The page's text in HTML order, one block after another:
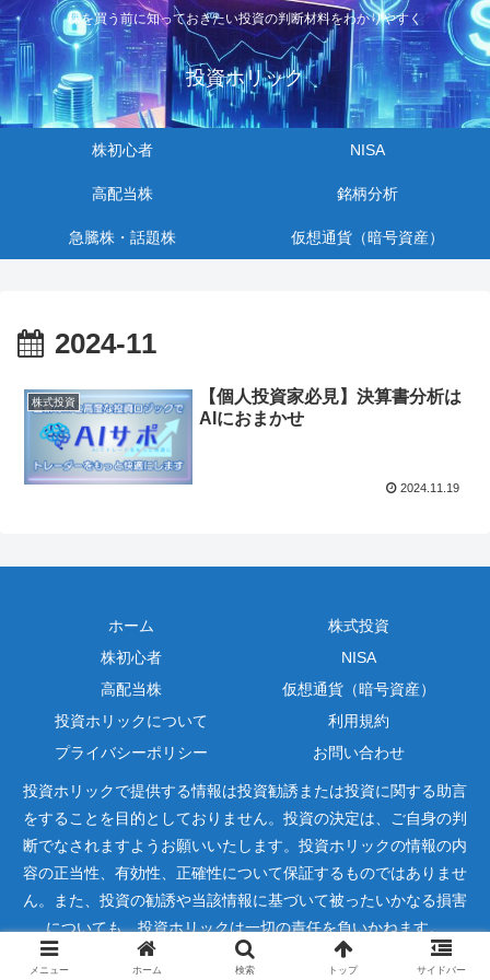
株を買う前に知っておきたい投資の判断材料をわかりやすく
投資ホリック
株初心者 NISA
高配当株 銘柄分析
急騰株・話題株 仮想通貨（暗号資産）
2024-11
株式投資
【個人投資家必見】決算書分析は
AIにおまかせ
2024.11.19
ホーム
株式投資
株初心者
NISA
高配当株
仮想通貨（暗号資産）
投資ホリックについて
利用規約
プライバシーポリシー
お問い合わせ
投資ホリックで提供する情報は投資勧誘または投資に関する助言
をすることを目的としておりません。投資の決定は、ご自身の判
断でなされますようお願いいたします。投資ホリックの情報の内
容の正当性、有効性、正確性について保証するものではありませ
ん。また、投資の勧誘や当該情報に基づいて被ったいかなる損害
についても、投資ホリックは一切の責任を負いかねます。
Copyright © 2022-2026 投資ホリック All Rights Reserved.
メニュー ホーム 検索 トップ サイドバー